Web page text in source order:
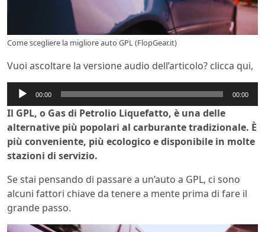
Come scegliere la migliore auto GPL (FlopGear.it)
Vuoi ascoltare la versione audio dell’articolo? clicca qui,
Audio
Player
00:00 00:00
Il GPL, o Gas di Petrolio Liquefatto, è una delle
alternative più popolari al carburante tradizionale. È
più conveniente, più ecologico e disponibile in molte
stazioni di servizio.
Se stai pensando di passare a un’auto a GPL, ci sono
alcuni fattori chiave da tenere a mente prima di fare il
grande passo.